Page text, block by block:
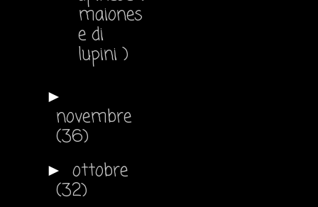
maiones
e di
lupini )
►
novembre
(36)
► ottobre
(32)